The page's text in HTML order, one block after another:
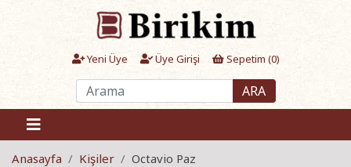
Yeni Üye Üye Girişi Sepetim (0)
ARA
Anasayfa Kişiler Octavio Paz